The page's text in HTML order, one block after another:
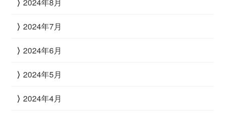
2024年8月
2024年7月
2024年6月
2024年5月
2024年4月